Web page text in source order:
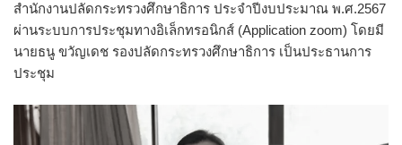
สำนักงานปลัดกระทรวงศึกษาธิการ ประจำปีงบประมาณ พ.ศ.2567
ผ่านระบบการประชุมทางอิเล็กทรอนิกส์ (Application zoom) โดยมี
นายธนู ขวัญเดช รองปลัดกระทรวงศึกษาธิการ เป็นประธานการ
ประชุม